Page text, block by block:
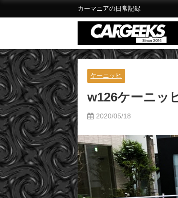
カーマニアの日常記録
ケーニッヒ
w126ケーニッ
2020/05/18